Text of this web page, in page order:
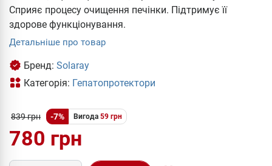
Сприяє процесу очищення печінки. Підтримує її
здорове функціонування.
Детальніше про товар
Бренд: Solaray
Категорія: Гепатопротектори
839 грн -7% Вигода 59 грн
780 грн